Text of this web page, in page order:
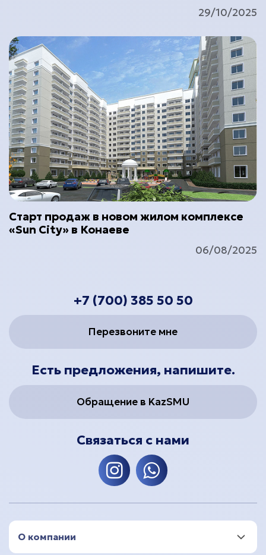
29/10/2025
Старт продаж в новом жилом комплексе
«Sun City» в Конаеве
06/08/2025
Есть предложения, напишите.
Обращение в KazSMU
Связаться с нами
+7 (700) 385 50 50
Перезвоните мне
О компании